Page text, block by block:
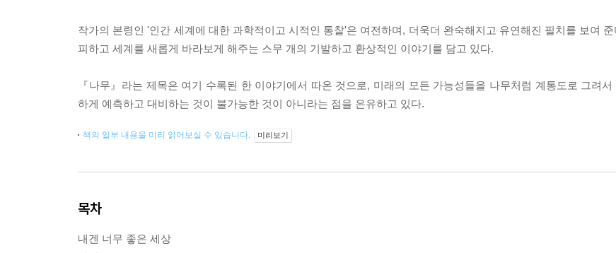
작가의 본령인 '인간 세계에 대한 과학적이고 시적인 통찰'은 여전하며, 더욱더 완숙해지고 유연해진 필치를 보여
피하고 세계를 새롭게 바라보게 해주는 스무 개의 기발하고 환상적인 이야기를 담고 있다.
『나무』라는 제목은 여기 수록된 한 이야기에서 따온 것으로, 미래의 모든 가능성들을 나무처럼 계통도로 그려
하게 예측하고 대비하는 것이 불가능한 것이 아니라는 점을 은유하고 있다.
책의 일부 내용을 미리 읽어보실 수 있습니다. 미리보기
목차
내겐 너무 좋은 세상